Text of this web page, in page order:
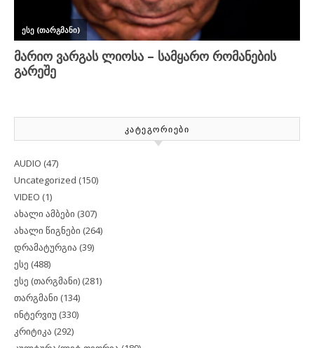
ᲙᲐᲢᲔᲒᲝᲠᲘᲔᲑᲘ
AUDIO (47)
Uncategorized (150)
VIDEO (1)
ახალი ამბები (307)
ახალი წიგნები (264)
დრამატურგია (39)
ესე (488)
ესე (თარგმანი) (281)
თარგმანი (134)
ინტერვიუ (330)
კრიტიკა (292)